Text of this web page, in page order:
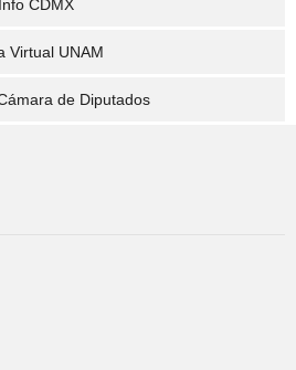
CDMX
Virtual UNAM
de Diputados